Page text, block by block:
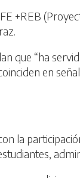
+REB
que “ha
en
la